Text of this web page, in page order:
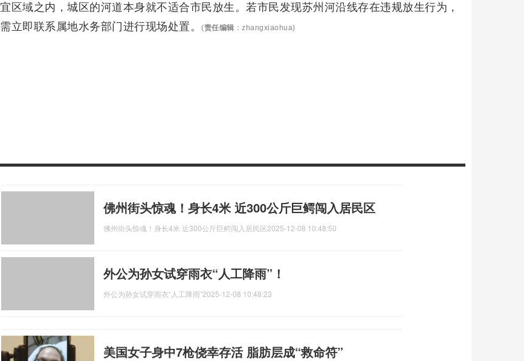
宜区域之内，城区的河道本身就不适合市民放生。若市民发现苏州河沿线存在违规放生行为，
需立即联系属地水务部门进行现场处置。
(责任编辑 ：zhangxiaohua)
佛州街头惊魂！身长4米 近300公斤巨鳄闯入居民区
佛州街头惊魂！身长4米 近300公斤巨鳄闯入居民区2025-12-08 10:48:50
外公为孙女试穿雨衣“人工降雨”！
外公为孙女试穿雨衣“人工降雨”2025-12-08 10:48:23
美国女子身中7枪侥幸存活 脂肪层成“救命符”